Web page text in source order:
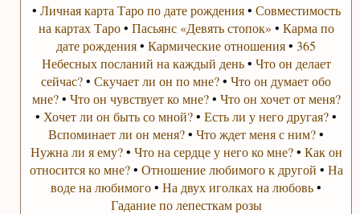
• Личная карта Таро по дате рождения• Совместимость
на картах Таро• Пасьянс «Девять стопок» • Карма по
дате рождения•Кармические отношения•365
Небесных посланий на каждый день• Что он делает
сейчас?•Скучает ли он по мне?•Что он думает обо
мне?• Что он чувствует ко мне?• Что он хочет от меня?
• Хочет ли он быть со мной?•Есть ли у него другая?•
Вспоминает ли он меня?•Что ждет меня с ним?•
Нужна ли я ему?• Что на сердце у него ко мне?• Как он
относится ко мне?• Отношение любимого к другой • На
воде на любимого•На двух иголках на любовь•
Гадание по лепесткам розы